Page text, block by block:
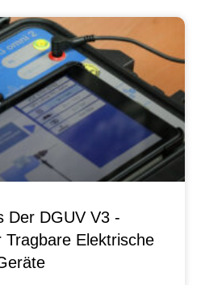
Der DGUV V3 -
Elektrische